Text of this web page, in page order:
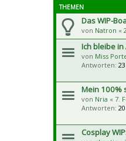
THEMEN
Das WIP-
von Natron «
Ich bleibe
von Miss
Antworten: 23
Mein 100%
von Nria « 7.
Antworten: 20
Cosplay